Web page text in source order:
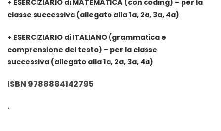
+ ESERCIZIARIO di MATEMATICA (con coding) – per la
classe successiva (allegato alla 1a, 2a, 3a, 4a)
+ ESERCIZIARIO di ITALIANO (grammatica e
comprensione del testo) – per la classe
successiva (allegato alla 1a, 2a, 3a, 4a)
ISBN 9788884142795
.